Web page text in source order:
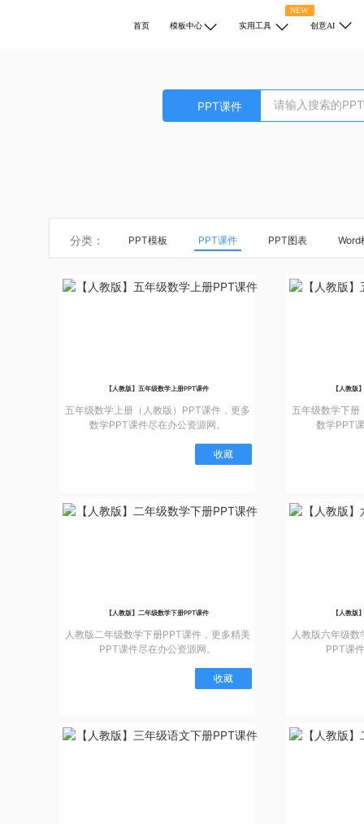
首页 模板中心
NEW
实用工具
创意AI
PPT课件
分类： PPT模板 PPT课件 PPT图表 Word
【人教版】五年级数学上册PPT课件
五年级数学上册（人教版）PPT课件，更多
数学PPT课件尽在办公资源网。
收藏
【人教版
五年级数学下册
数学PPT
【人教版】二年级数学下册PPT课件
人教版二年级数学下册PPT课件，更多精美
PPT课件尽在办公资源网。
收藏
【人教版
人教版六年级
PPT课